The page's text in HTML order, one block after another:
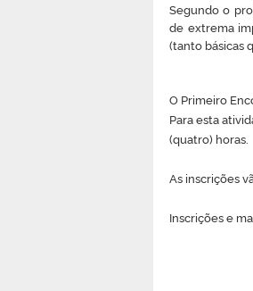
Segundo o
de extrema
(tanto básicas
O Primeiro
Para esta
(quatro) horas.
As inscrições
Inscrições e